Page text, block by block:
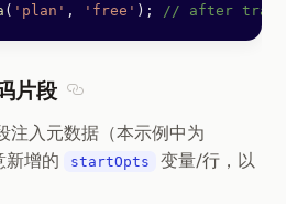
( 'plan' , 'free' ); // after
片段
注入元数据（本示例中为
新增的 startOpts
变量/行，以